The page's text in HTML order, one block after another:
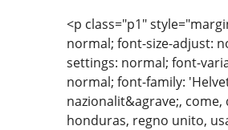
<p class="p1"
normal; font-size-adjust:
settings: normal; font-
normal; font-family:
nazionalit&agrave;,
honduras, regno unito,